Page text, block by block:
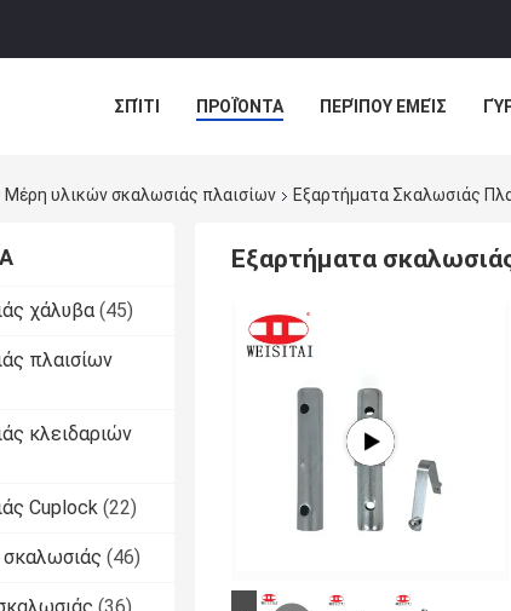
ΣΠΊΤΙ ΠΡΟΪΌΝΤΑ ΠΕΡΊΠΟΥ ΕΜΕΊΣ
Μέρη υλικών σκαλωσιάς πλαισίων Εξαρτήματα Σκαλωσιάς
χάλυβα (45)
πλαισίων
κλειδαριών
Cuplock (22)
(46)
Εξαρτήματα